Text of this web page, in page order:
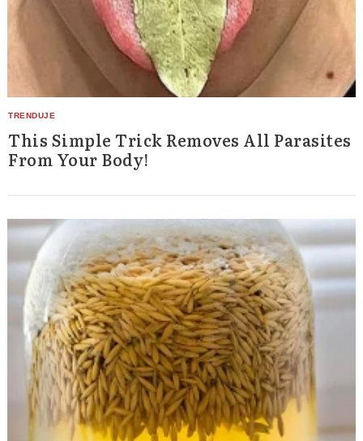
This Simple Trick Removes All Parasites
From Your Body!